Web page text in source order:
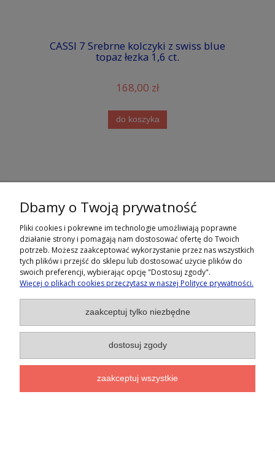
CASSI 7 Srebrne kolczyki z swiss blue
topaz łezka 1,6 ct.
168,00 zł
do koszyka
RUBI 5 Srebrne kolczyki z rubinami 0,9 ct.
Dbamy o Twoją prywatność
Pliki cookies i pokrewne im technologie umożliwiają poprawne
działanie strony i pomagają nam dostosować ofertę do Twoich
potrzeb. Możesz zaakceptować wykorzystanie przez nas wszystkich
tych plików i przejść do sklepu lub dostosować użycie plików do
swoich preferencji, wybierając opcję "Dostosuj zgody".
Więcej o plikach cookies przeczytasz w naszej Polityce prywatności.
zaakceptuj tylko niezbędne
dostosuj zgody
zaakceptuj wszystkie
- 15% na pierwsze zamówienie
Zapisz się na nasz newsletter